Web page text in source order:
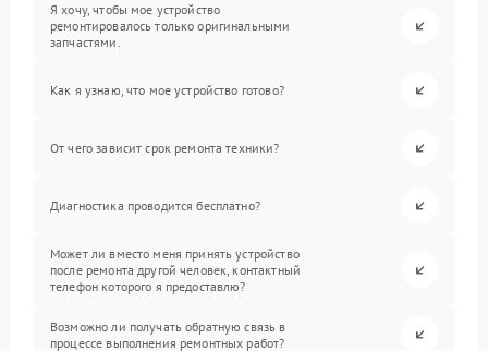
Я хочу, чтобы мое устройство
ремонтировалось только оригинальными
запчастями.
Как я узнаю, что мое устройство готово?
От чего зависит срок ремонта техники?
Диагностика проводится бесплатно?
Может ли вместо меня принять устройство
после ремонта другой человек, контактный
телефон которого я предоставлю?
Возможно ли получать обратную связь в
процессе выполнения ремонтных работ?